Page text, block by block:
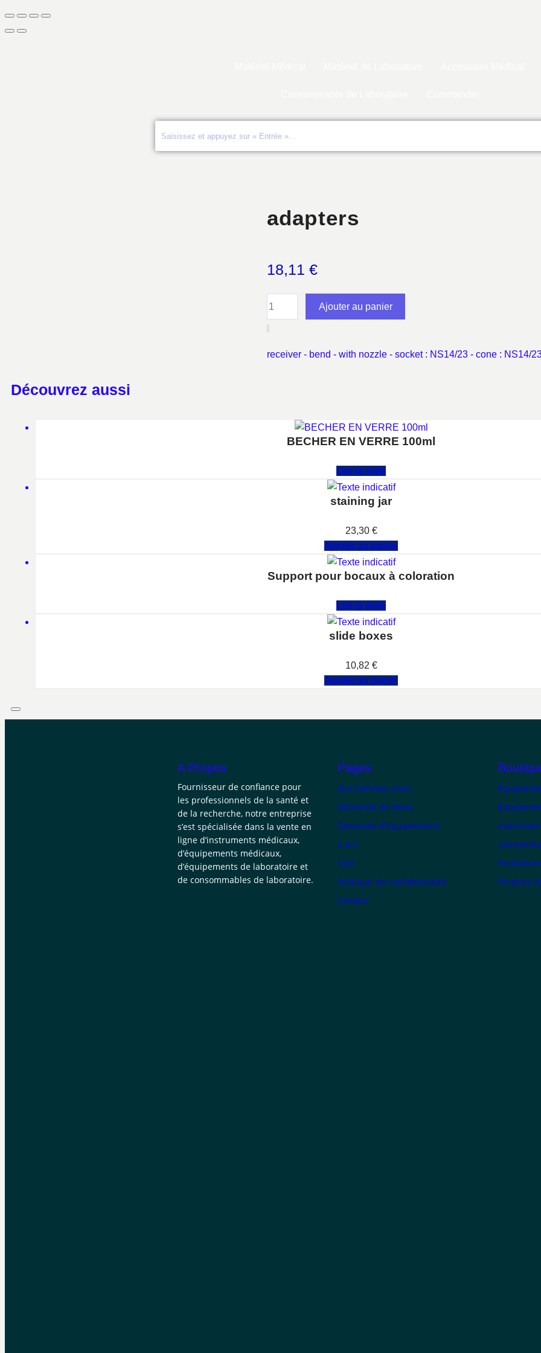
adapters
18,11€
Ajouter au panier
receiver - bend - with nozzle - socket : NS14/23 - cone : NS14/
Découvrez aussi
BECHER EN VERRE 100ml
Lire la suite
staining jar
23,30 €
Ajouter au panier
Support pour bocaux à coloration
Lire la suite
slide boxes
10,82 €
Ajouter au panier
A Propos
Fournisseur de confiance pour
les professionnels de la santé et
de la recherche, notre entreprise
s’est spécialisée dans la vente en
ligne d’instruments médicaux,
d’équipements médicaux,
d’équipements de laboratoire et
de consommables de laboratoire.
Pages
Qui Sommes nous
Demande de devis
Demande d'équipements
S.A.V
CGV
Politique de confidentialité
Contact
Produits